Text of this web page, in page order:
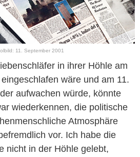
11. September 2001
in ihrer Höhle am
wäre und am 11.
aufwachen würde, könnte
wiederkennen, die politische
Atmosphäre
vor. Ich habe die
nicht in der Höhle gelebt,